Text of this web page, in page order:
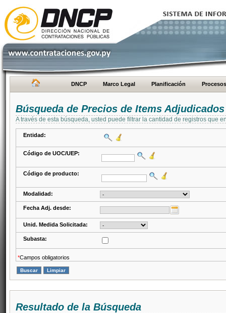
DNCP Marco Legal Planificación Procesos
Búsqueda de Precios de Items Adjudicados
A través de esta búsqueda, usted puede filtrar la cantidad de registros que
Entidad:
Código de UOC/UEP:
Código de producto:
Modalidad:
Fecha Adj. desde:
Unid. Medida Solicitada:
Subasta:
*Campos obligatorios
Resultado de la Búsqueda